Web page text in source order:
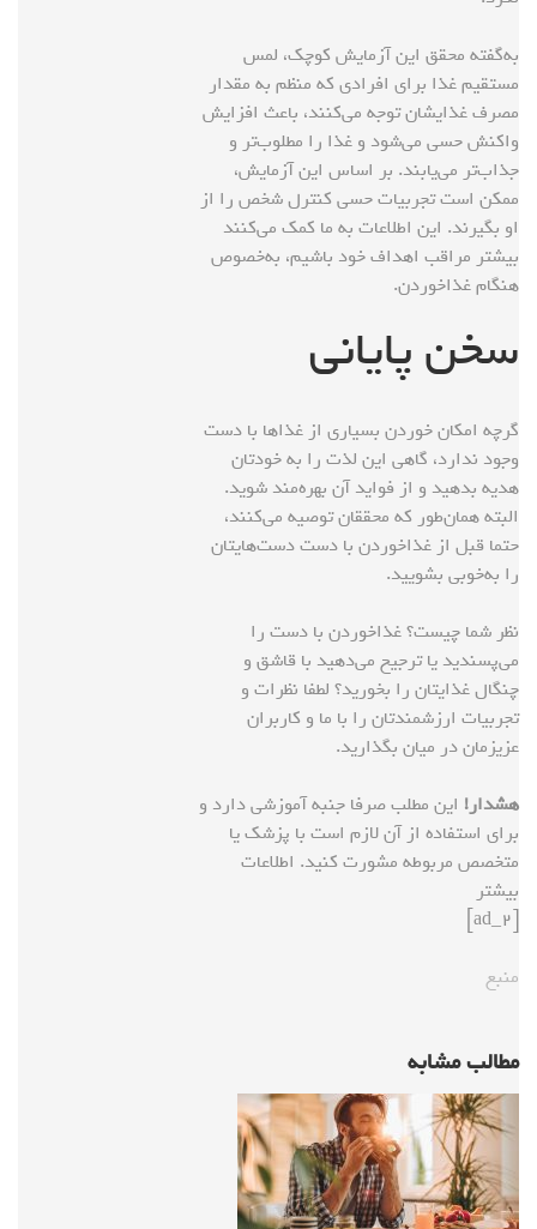
به‌گفته محقق این آزمایش کوچک، لمس
مستقیم غذا برای افرادی که منظم به مقدار
مصرف غذایشان توجه می‌کنند، باعث افزایش
واکنش حسی می‌شود و غذا را مطلوب‌تر و
جذاب‌تر می‌یابند. بر اساس این آزمایش،
ممکن است تجربیات حسی کنترل شخص را از
او بگیرند. این اطلاعات به ما کمک می‌کنند
بیشتر مراقب اهداف خود باشیم، به‌خصوص
هنگام غذاخوردن.
سخن پایانی
گرچه امکان خوردن بسیاری از غذاها با دست
وجود ندارد، گاهی این لذت را به خودتان
هدیه بدهید و از فواید آن بهره‌مند شوید.
البته همان‌طور که محققان توصیه می‌کنند،
حتما قبل از غذاخوردن با دست دست‌هایتان
را به‌خوبی بشویید.
نظر شما چیست؟ غذاخوردن با دست را
می‌پسندید یا ترجیح می‌دهید با قاشق و
چنگال غذایتان را بخورید؟ لطفا نظرات و
تجربیات ارزشمندتان را با ما و کاربران
عزیزمان در میان بگذارید.
هشدار! این مطلب صرفا جنبه آموزشی دارد و
برای استفاده از آن لازم است با پزشک یا
متخصص مربوطه مشورت کنید. اطلاعات
بیشتر
[ad_2]
منبع
مطالب مشابه